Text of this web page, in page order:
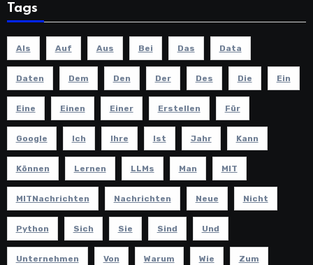
Tags
Als Auf Aus Bei Das Data
Daten Dem Den Der Des Die Ein
Eine Einen Einer Erstellen Für
Google Ich Ihre Ist Jahr Kann
Können Lernen LLMs Man MIT
MITNachrichten Nachrichten Neue Nicht
Python Sich Sie Sind Und
Unternehmen Von Warum Wie Zum